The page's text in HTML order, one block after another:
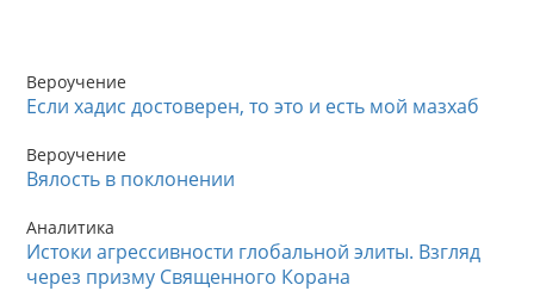
Вероучение
Если хадис достоверен, то это и есть мой мазхаб
Вероучение
Вялость в поклонении
Аналитика
Истоки агрессивности глобальной элиты. Взгляд
через призму Священного Корана